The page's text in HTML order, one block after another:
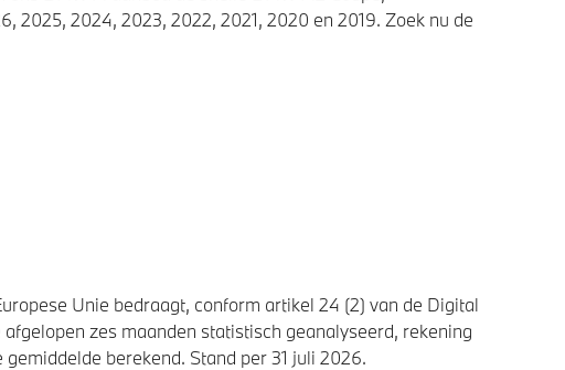
2025, 2024, 2023, 2022, 2021, 2020 en 2019. Zoek nu de
Unie bedraagt, conform artikel 24 (2) van de Digital
zes maanden statistisch geanalyseerd, rekening
berekend. Stand per 31 juli 2026.